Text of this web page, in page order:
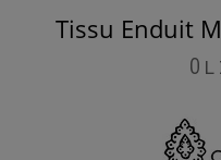
Tissu Enduit